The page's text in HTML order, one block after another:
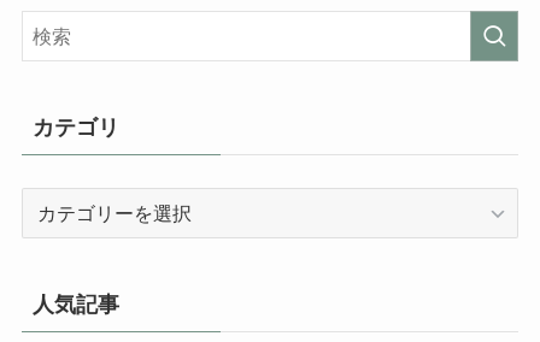
カテゴリ
人気記事